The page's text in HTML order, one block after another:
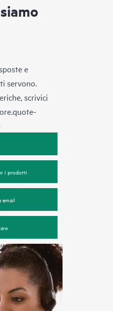
e
servono.
scrivici
i prodotti
email